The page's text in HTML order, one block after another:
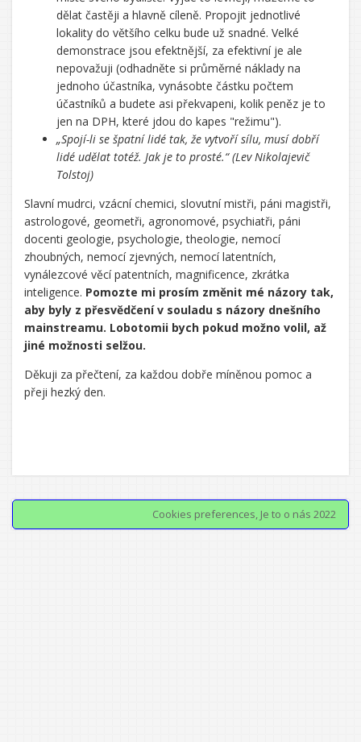
dělat častěji a hlavně cíleně. Propojit jednotlivé
lokality do většího celku bude už snadné. Velké
demonstrace jsou efektnější, za efektivní je ale
nepovažuji (odhadněte si průměrné náklady na
jednoho účastníka, vynásobte částku počtem
účastníků a budete asi překvapeni, kolik peněz je to
jen na DPH, které jdou do kapes "režimu").
„Spojí-li se špatní lidé tak, že vytvoří sílu, musí dobří
lidé udělat totéž. Jak je to prosté.“ (Lev Nikolajevič
Tolstoj)
Slavní mudrci, vzácní chemici, slovutní mistři, páni magistři,
astrologové, geometři, agronomové, psychiatři, páni
docenti geologie, psychologie, theologie, nemocí
zhoubných, nemocí zjevných, nemocí latentních,
vynálezcové věcí patentních, magnificence, zkrátka
inteligence. Pomozte mi prosím změnit mé názory tak,
aby byly z přesvědčení v souladu s názory dnešního
mainstreamu. Lobotomii bych pokud možno volil, až
jiné možnosti selžou.
Děkuji za přečtení, za každou dobře míněnou pomoc a
přeji hezký den.
Cookies preferences, Je to o nás 2022